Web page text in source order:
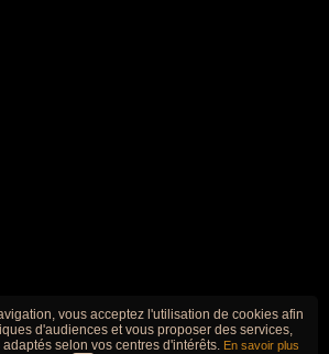
vous acceptez l'utilisation de cookies afin
d'audiences et vous proposer des services,
selon vos centres d'intérêts. En savoir plus